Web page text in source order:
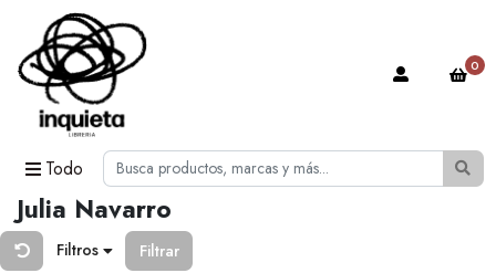
Todo
0
Julia Navarro
Filtros Filtrar